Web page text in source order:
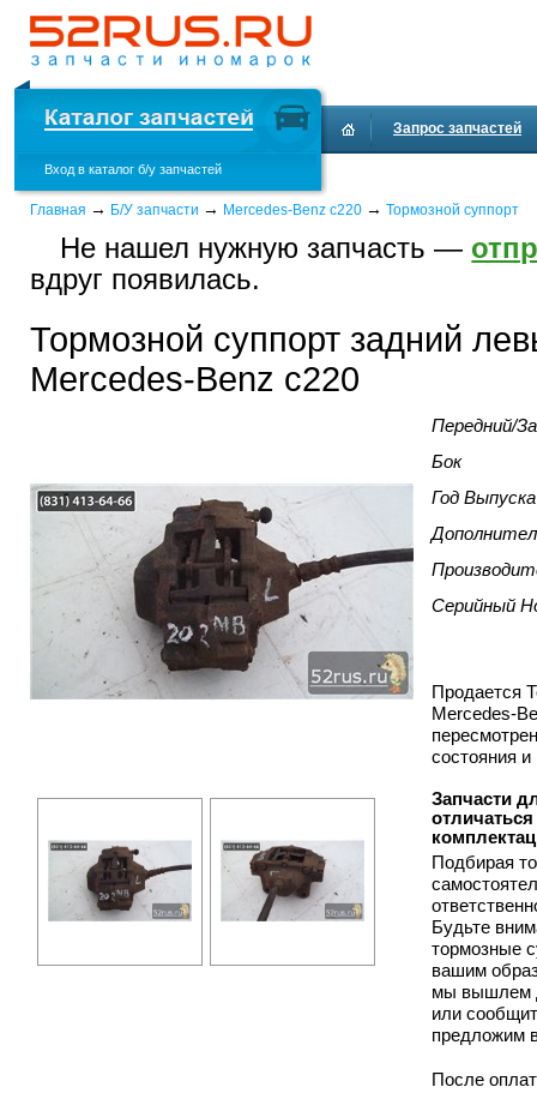
Вход в каталог б/у запчастей
Запрос запчастей
Главная → Б/У запчасти → Mercedes-Benz c220 → Тормозной суппорт
Не нашел нужную запчасть —
вдруг появилась.
Тормозной суппорт задний
Mercedes-Benz c220
Передний/
Бок
Год Выпуска
Серийный
Продается
Mercedes-
состояния
Запчасти
Подбирая
Будьте
тормозные
вашим
мы вышлем
или
предложим
После